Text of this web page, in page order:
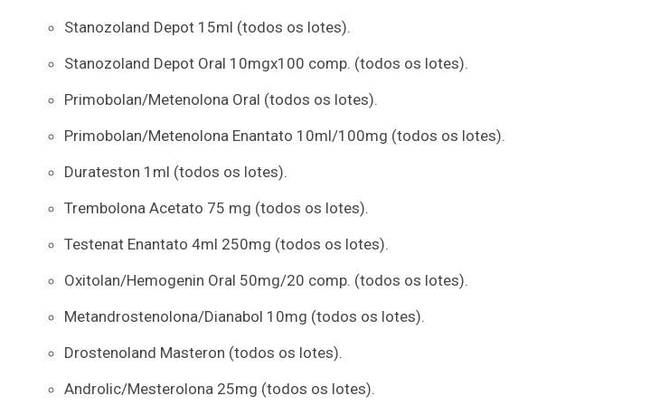
Stanozoland Depot 15ml (todos os lotes).
Stanozoland Depot Oral 10mgx100 comp. (todos os lotes).
Primobolan/Metenolona Oral (todos os lotes).
Primobolan/Metenolona Enantato 10ml/100mg (todos os lotes).
Durateston 1ml (todos os lotes).
Trembolona Acetato 75 mg (todos os lotes).
Testenat Enantato 4ml 250mg (todos os lotes).
Oxitolan/Hemogenin Oral 50mg/20 comp. (todos os lotes).
Metandrostenolona/Dianabol 10mg (todos os lotes).
Drostenoland Masteron (todos os lotes).
Androlic/Mesterolona 25mg (todos os lotes).